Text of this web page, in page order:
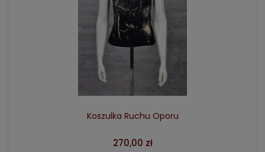
Koszulka Ruchu Oporu
270,00 zł
DO KOSZYKA